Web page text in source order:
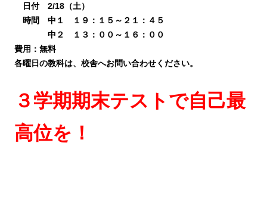
日付 2/18（土）
時間 中１ １９：１５～２１：４５
中２ １３：００～１６：００
費用：無料
各曜日の教科は、校舎へお問い合わせください。
３学期期末テストで自己最
高位を！